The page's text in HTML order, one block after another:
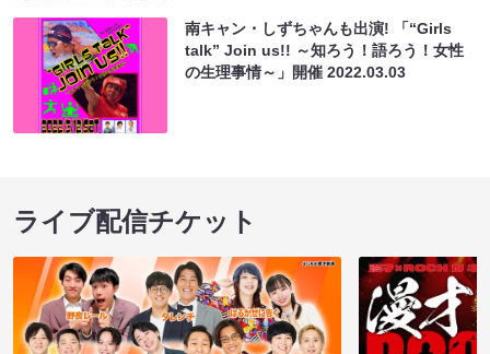
南キャン・しずちゃんも出演! 「“Girls
talk” Join us!! ～知ろう！語ろう！女性
の生理事情～」開催2022.03.03
ライブ配信チケット